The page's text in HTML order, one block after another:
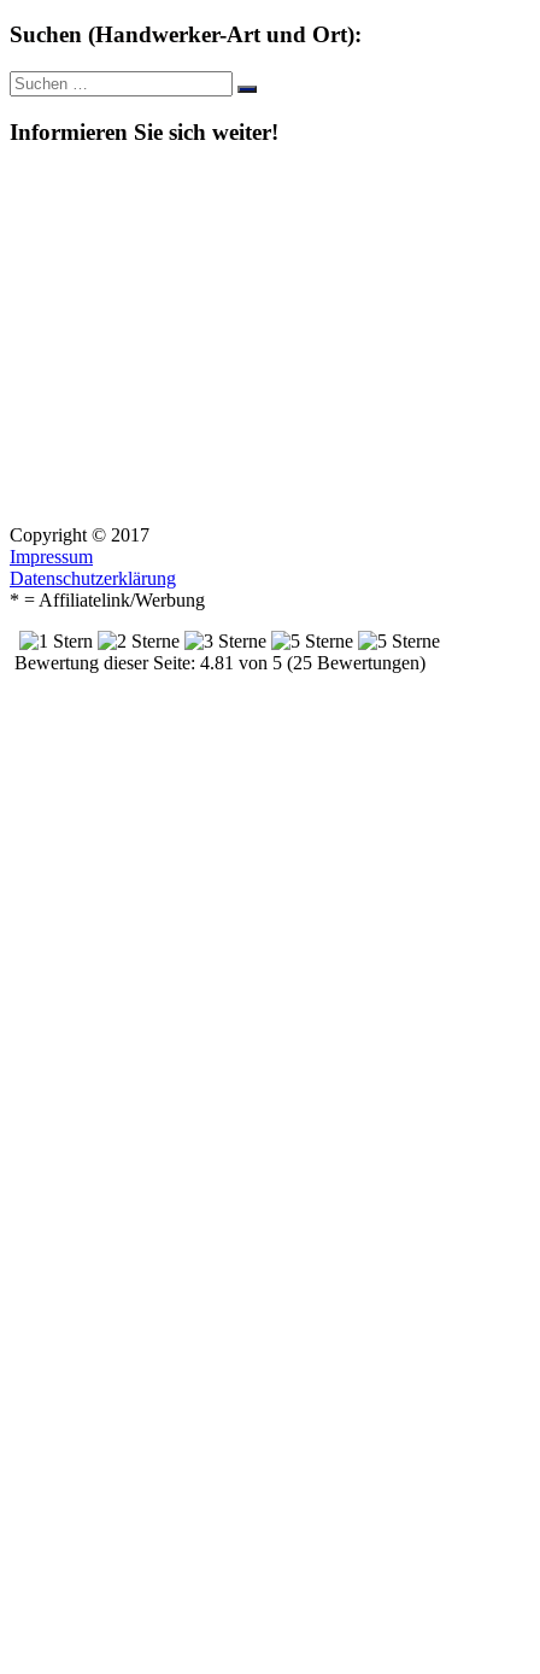
Suchen (Handwerker-Art und Ort):
Suche
nach:
Suchen
Informieren Sie sich weiter!
Copyright © 2017
Impressum
Datenschutzerklärung
* = Affiliatelink/Werbung
Bewertung dieser Seite: 4.81 von 5 (25 Bewertungen)